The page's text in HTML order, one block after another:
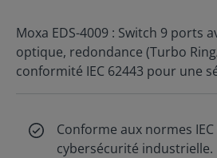
Moxa EDS-4009 : Switch 9 ports
optique, redondance (Turbo
conformité IEC 62443 pour une
Conforme aux normes
cybersécurité industrielle.